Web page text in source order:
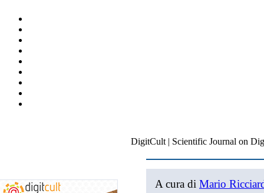
DigitCult | Scientific Journal on
A cura di Mario